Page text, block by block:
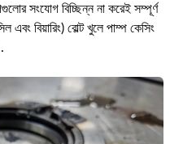
সংযোগ বিচ্ছিন্ন না করেই সম্পূর্ণ
এবং বিয়ারিং) বোল্ট খুলে পাম্প কেসিং